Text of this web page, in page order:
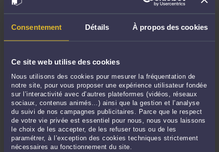
Consentement Détails À propos des cookies
Ce site web utilise des cookies
Nous utilisons des cookies pour mesurer la fréquentation de
notre site, pour vous proposer une expérience utilisateur fondée
sur l’interactivité avec d’autres plateformes (vidéos, réseaux
sociaux, contenus animés…) ainsi que la gestion et l’analyse
du suivi de nos campagnes publicitaires. Parce que le respect
de votre vie privée est essentiel pour nous, nous vous laissons
le choix de les accepter, de les refuser tous ou de les
paramétrer, à l’exception des cookies techniques strictement
nécessaires au fonctionnement du site.
4) L'action en fixation du loyer du bail renouvelé à la
valeur locative, après revendication par le preneur d'un bail
commercial à l'issue d'un bail dérogatoire
locative, après revendication par le preneur d'un bail
commercial à l'issue d'un bail dérogatoire, se prescrit par
deux ans à compter de la date à laquelle le locataire a formé
sa demande, et non à compter de la date de prise d'effet du
bail commercial (Civ. 3e, 7 juill. 2016, n° 15-19.485)
5) La rétractation de l'offre de paiement d'une indemnité
d'éviction
Lorsque le bailleur a fait délivrer congé avec refus de